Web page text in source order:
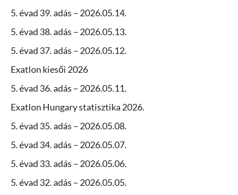
5. évad 39. adás – 2026.05.14.
5. évad 38. adás – 2026.05.13.
5. évad 37. adás – 2026.05.12.
Exatlon kiesői 2026
5. évad 36. adás – 2026.05.11.
Exatlon Hungary statisztika 2026.
5. évad 35. adás – 2026.05.08.
5. évad 34. adás – 2026.05.07.
5. évad 33. adás – 2026.05.06.
5. évad 32. adás – 2026.05.05.